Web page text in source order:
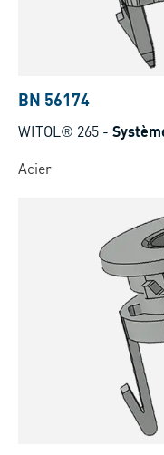
BN 56174
WITOL® 265 -
Acier